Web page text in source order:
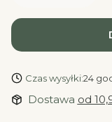
Czas wysyłki:24
Dostawa od